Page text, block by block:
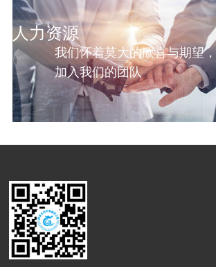
人力资源
我们怀着莫大的欣喜与期望
加入我们的团队